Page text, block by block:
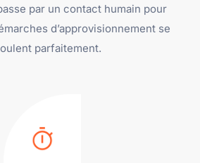
par un contact humain pour
d’approvisionnement se
parfaitement.